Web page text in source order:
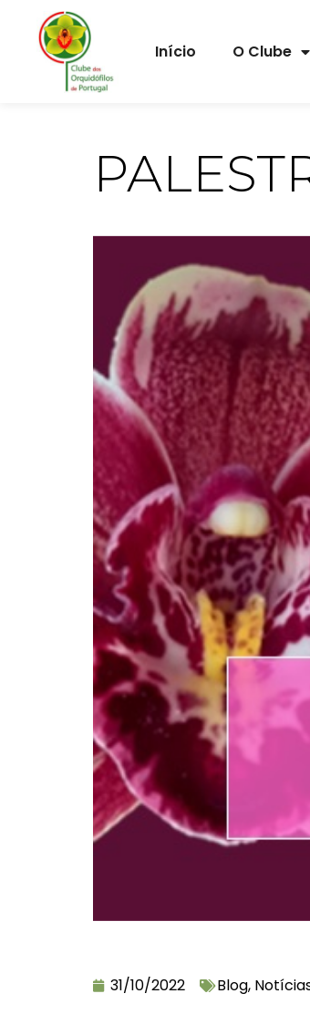
Início O Clube
31/10/2022 Blog,